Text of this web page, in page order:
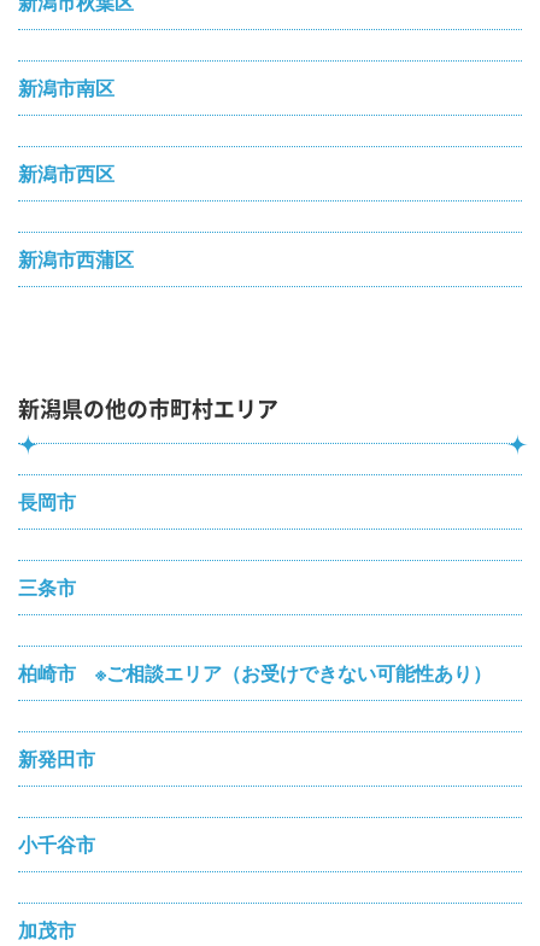
新潟市南区
新潟市西区
新潟市西蒲区
新潟県の他の市町村エリア
長岡市
三条市
柏崎市 ※ご相談エリア（お受けできない可能性あり）
新発田市
小千谷市
加茂市